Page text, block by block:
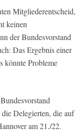
Mitgliederentscheid,
keinen
der Bundesvorstand
Das Ergebnis einer
könnte Probleme
die Delegierten, die auf
am 21./22.